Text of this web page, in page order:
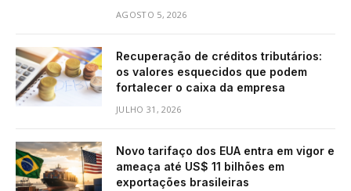
AGOSTO 5, 2026
Recuperação de créditos tributários:
os valores esquecidos que podem
fortalecer o caixa da empresa
JULHO 31, 2026
Novo tarifaço dos EUA entra em vigor e
ameaça até US$ 11 bilhões em
exportações brasileiras